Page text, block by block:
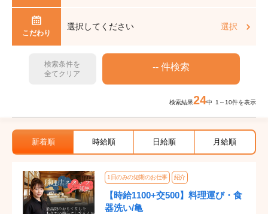
こだわり
選択してください 選択
検索条件を
全てクリア
検索結果24中 1～10件を表示
新着順 時給順 日給順 月給順
1日のみの短期のお仕事 紹介
【時給1100+交500】料理運び・食
器洗い/亀